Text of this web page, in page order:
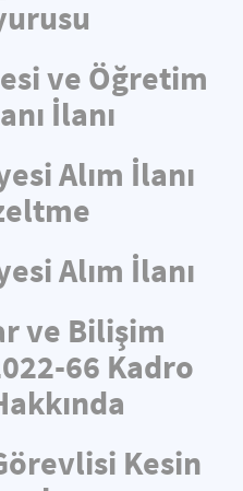
ve Öğretim
İlanı
Alım İlanı
Alım İlanı
ve Bilişim
66 Kadro
Kesin